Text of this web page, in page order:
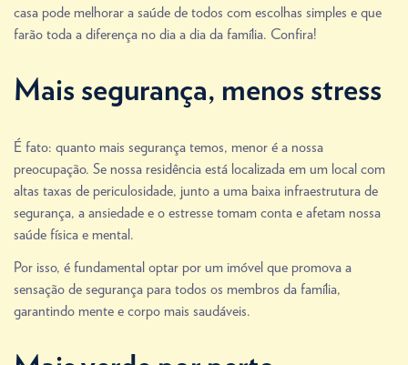
casa pode melhorar a saúde de todos com escolhas simples e que
farão toda a diferença no dia a dia da família. Confira!
Mais segurança, menos stress
É fato: quanto mais segurança temos, menor é a nossa
preocupação. Se nossa residência está localizada em um local com
altas taxas de periculosidade, junto a uma baixa infraestrutura de
segurança, a ansiedade e o estresse tomam conta e afetam nossa
saúde física e mental.
Por isso, é fundamental optar por um imóvel que promova a
sensação de segurança para todos os membros da família,
garantindo mente e corpo mais saudáveis.